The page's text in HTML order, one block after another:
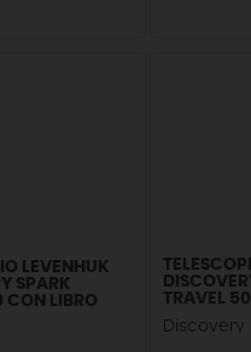
LEVENHUK
SPARK
CON LIBRO
TRAVEL
Discovery